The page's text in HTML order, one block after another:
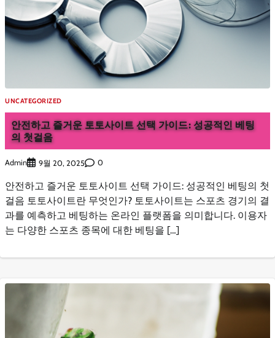
UNCATEGORIZED
안전하고 즐거운 토토사이트 선택 가이드: 성공적인 베팅
의 첫걸음
Admin 9월 20, 2025 0
안전하고 즐거운 토토사이트 선택 가이드: 성공적인 베팅의 첫
걸음 토토사이트란 무엇인가? 토토사이트는 스포츠 경기의 결
과를 예측하고 베팅하는 온라인 플랫폼을 의미합니다. 이용자
는 다양한 스포츠 종목에 대한 베팅을 […]